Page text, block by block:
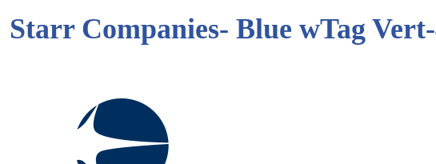
Starr Companies- Blue wTag